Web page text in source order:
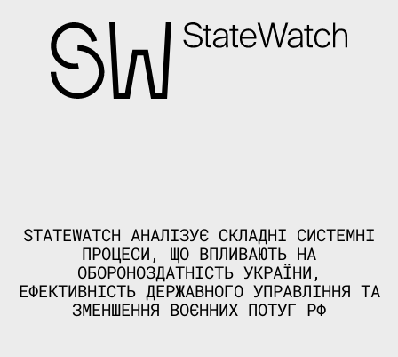
STATEWATCH АНАЛІЗУЄ СКЛАДНІ СИСТЕМНІ
ПРОЦЕСИ, ЩО ВПЛИВАЮТЬ НА
ОБОРОНОЗДАТНІСТЬ УКРАЇНИ,
ЕФЕКТИВНІСТЬ ДЕРЖАВНОГО УПРАВЛІННЯ ТА
ЗМЕНШЕННЯ ВОЄННИХ ПОТУГ РФ